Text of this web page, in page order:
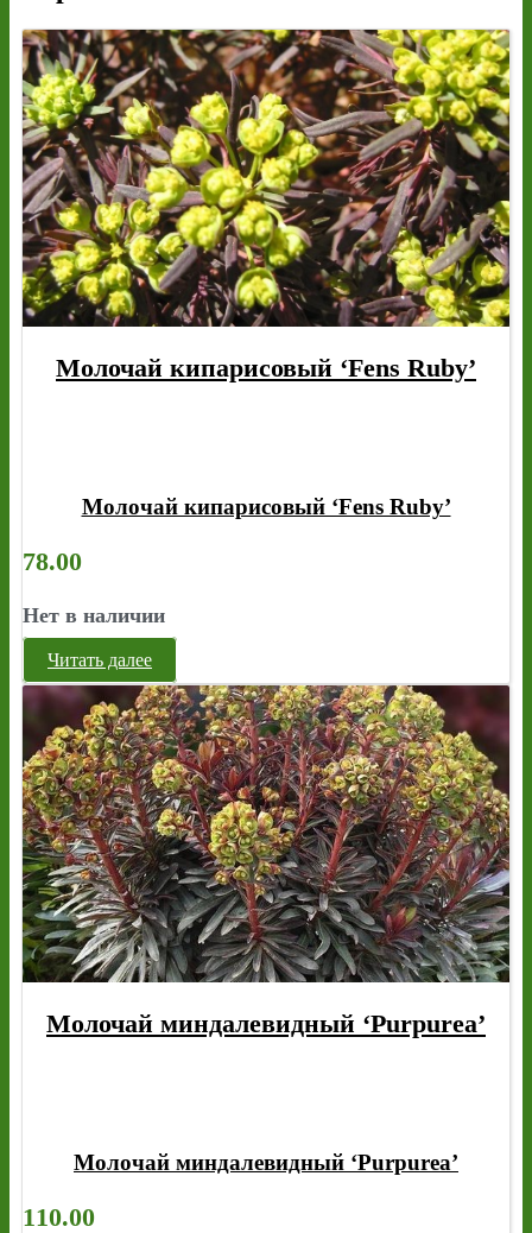
Молочай кипарисовый ‘Fens Ruby’
Молочай кипарисовый ‘Fens Ruby’
78.00
Нет в наличии
Читать далее
Молочай миндалевидный ‘Purpurea’
Молочай миндалевидный ‘Purpurea’
110.00